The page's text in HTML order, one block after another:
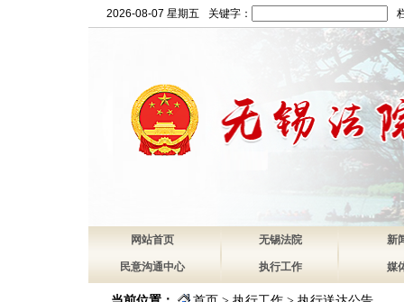
2026-08-07 星期五 关键字：
网站首页 无锡法院 新
民意沟通中心 执行工作 媒